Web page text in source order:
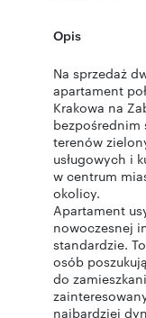
Opis
Na sprzedaż
apartament
Krakowa na
bezpośrednim
terenów
usługowych i
w centrum
okolicy.
Apartament
nowoczesnej
standardzie.
osób
do
najbardziej